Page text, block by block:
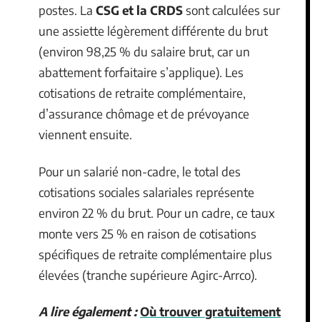
postes. La CSG et la CRDSsont calculées sur
une assiette légèrement différente du brut
(environ 98,25 % du salaire brut, car un
abattement forfaitaire s’applique). Les
cotisations de retraite complémentaire,
d’assurance chômage et de prévoyance
viennent ensuite.
Pour un salarié non-cadre, le total des
cotisations sociales salariales représente
environ 22 % du brut. Pour un cadre, ce taux
monte vers 25 % en raison de cotisations
spécifiques de retraite complémentaire plus
élevées (tranche supérieure Agirc-Arrco).
A lire également :Où trouver gratuitement